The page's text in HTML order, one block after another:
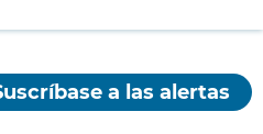
a las alertas